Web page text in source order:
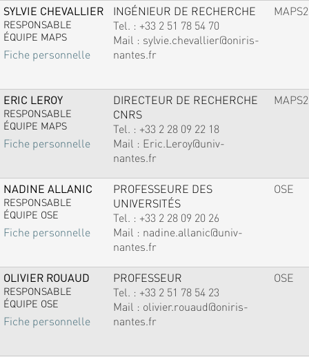
SYLVIE CHEVALLIER
RESPONSABLE
ÉQUIPE MAPS
Fiche personnelle
INGÉNIEUR DE RECHERCHE
Tel. : +33 2 51 78 54 70
Mail : sylvie.chevallier@oniris-
nantes.fr
MAPS2
ERIC LEROY
RESPONSABLE
ÉQUIPE MAPS
Fiche personnelle
DIRECTEUR DE RECHERCHE
CNRS
Tel. : +33 2 28 09 22 18
Mail : Eric.Leroy@univ-
nantes.fr
MAPS2
NADINE ALLANIC
RESPONSABLE
ÉQUIPE OSE
Fiche personnelle
PROFESSEURE DES
UNIVERSITÉS
Tel. : +33 2 28 09 20 26
Mail : nadine.allanic@univ-
nantes.fr
OSE
OLIVIER ROUAUD
RESPONSABLE
ÉQUIPE OSE
Fiche personnelle
PROFESSEUR
Tel. : +33 2 51 78 54 23
Mail : olivier.rouaud@oniris-
nantes.fr
OSE